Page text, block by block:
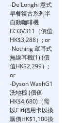
-De'Longhi 意式
早餐復古系列半
自動咖啡機
ECOV311（價值
HK$3,288）; or
-Nothing 罩耳式
無線耳機(1) (價
值HK$2,299）;
or
-Dyson WashG1
洗地機 (價值
HK$4,680)（需
以Citi信用卡以換
購價HK$1,100換